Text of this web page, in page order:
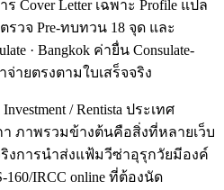
Cover Letter เฉพาะ Profile แปล
ตรวจ Pre-ทบทวน 18 จุด และ
· Bangkok ค่ายื่น Consulate-
จ่ายตรงตามใบเสร็จจริง
/ Rentista ประเทศ
ภาพรวมข้างต้นคือสิ่งที่หลายเว็บ
งการนำส่งแฟ้มวีซ่าอุรุกวัยมีองค์
IRCC online ที่ต้องนัด